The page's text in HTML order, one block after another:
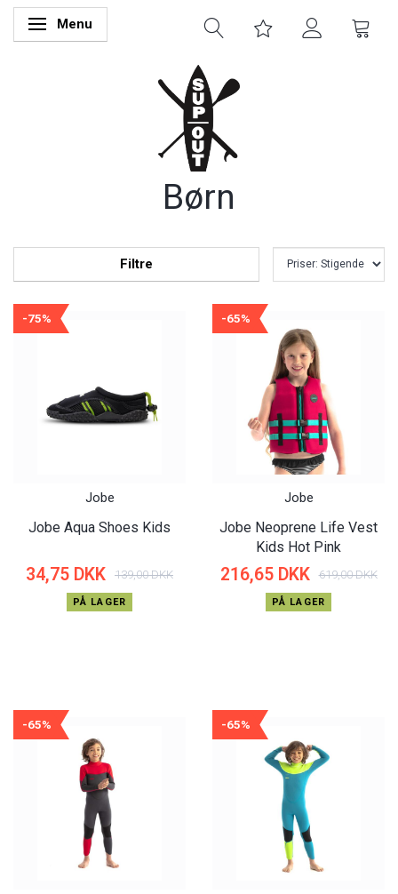
Skifte navigation
Menu
Børn
Filtre
-75%
Jobe
Jobe Aqua Shoes Kids
34,75 DKK 139,00 DKK
PÅ LAGER
-65%
Jobe
Jobe Neoprene Life Vest
Kids Hot Pink
216,65 DKK 619,00 DKK
PÅ LAGER
-65% -65%